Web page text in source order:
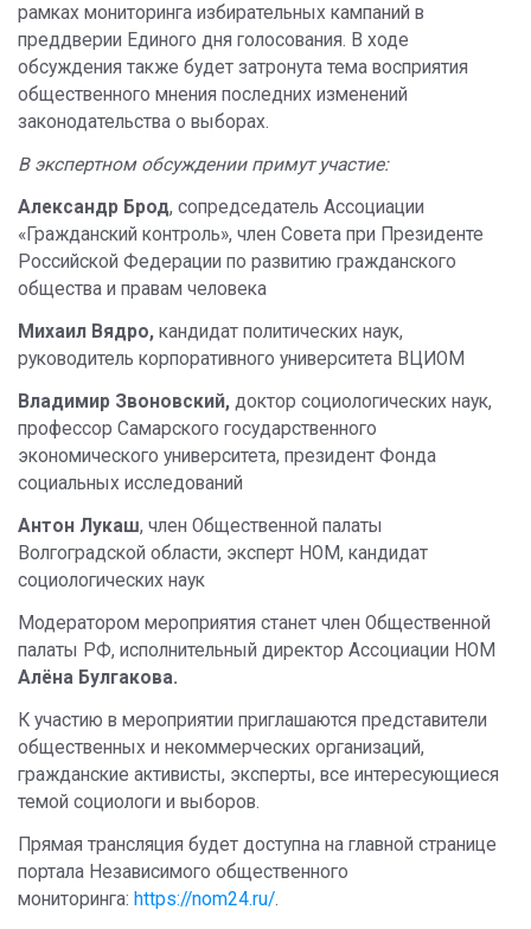
рамках мониторинга избирательных кампаний в
преддверии Единого дня голосования. В ходе
обсуждения также будет затронута тема восприятия
общественного мнения последних изменений
законодательства о выборах.
В экспертном обсуждении примут участие:
Александр Брод, сопредседатель Ассоциации
«Гражданский контроль», член Совета при Президенте
Российской Федерации по развитию гражданского
общества и правам человека
Михаил Вядро, кандидат политических наук,
руководитель корпоративного университета ВЦИОМ
Владимир Звоновский, доктор социологических наук,
профессор Самарского государственного
экономического университета, президент Фонда
социальных исследований
Антон Лукаш, член Общественной палаты
Волгоградской области, эксперт НОМ, кандидат
социологических наук
Модератором мероприятия станет член Общественной
палаты РФ, исполнительный директор Ассоциации НОМ
Алёна Булгакова.
К участию в мероприятии приглашаются представители
общественных и некоммерческих организаций,
гражданские активисты, эксперты, все интересующиеся
темой социологи и выборов.
Прямая трансляция будет доступна на главной странице
портала Независимого общественного
мониторинга: https://nom24.ru/.